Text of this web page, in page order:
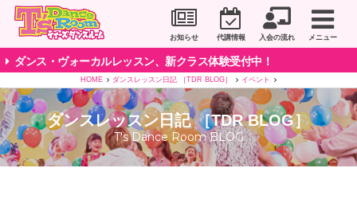
川崎市のダンススタジオ＆ボーカルスクール「
お知らせ 代講情報 入会の流れ メニュー
ダンス・ヴォーカルレッスン、新クラス体験受付中！
HOME ダンスレッスン日記 ［TDR BLOG］ イベント
ダンスレッスン日記 ［TDR BLOG］
T's Dance Room BLOG